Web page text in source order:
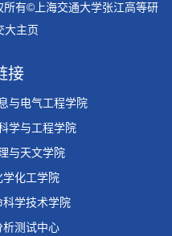
有©上海交通大学张江高等研
大主页
接
与电气工程学院
学与工程学院
与天文学院
学化工学院
科学技术学院
析测试中心